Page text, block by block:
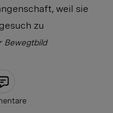
weil sie
zu
Bewegtbild